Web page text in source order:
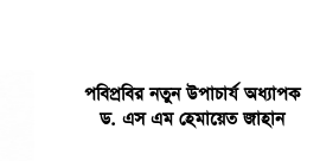
পবিপ্রবির নতুন উপাচার্য অধ্যাপক
ড. এস এম হেমায়েত জাহান